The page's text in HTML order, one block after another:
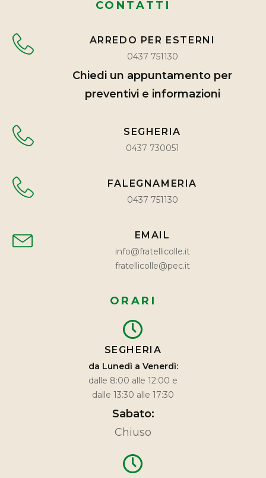
CONTATTI
ARREDO PER ESTERNI
0437 751130
Chiedi un appuntamento per
preventivi e informazioni
SEGHERIA
0437 730051
FALEGNAMERIA
0437 751130
EMAIL
info@fratellicolle.it
fratellicolle@pec.it
ORARI
SEGHERIA
da Lunedì a Venerdì:
dalle 8:00 alle 12:00 e
dalle 13:30 alle 17:30
Sabato:
Chiuso